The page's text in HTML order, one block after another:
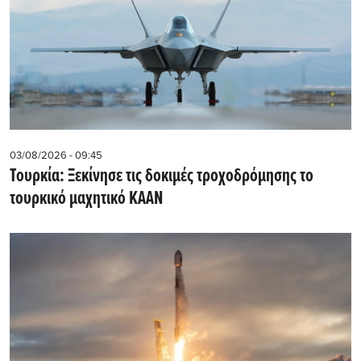
03/08/2026 - 09:45
Τουρκία: Ξεκίνησε τις δοκιμές τροχοδρόμησης το
τουρκικό μαχητικό KAAN